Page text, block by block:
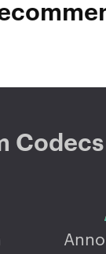
Codecs